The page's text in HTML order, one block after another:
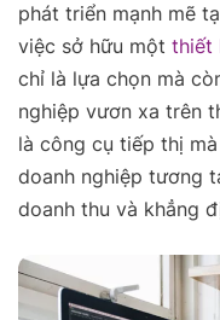
phát triển mạnh mẽ
việc sở hữu một thiết
chỉ là lựa chọn mà
nghiệp vươn xa trên
là công cụ tiếp thị
doanh nghiệp tương
doanh thu và khẳng